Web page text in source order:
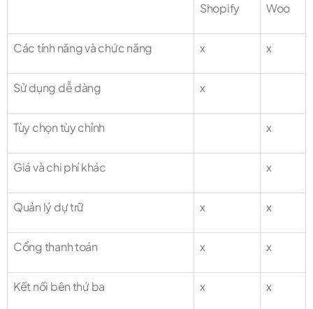
Shopify Woo
Các tính năng và chức năng x x
Sử dụng dễ dàng x
Tùy chọn tùy chỉnh x
Giá và chi phí khác x
Quản lý dự trữ x x
Cổng thanh toán x x
Kết nối bên thứ ba x x